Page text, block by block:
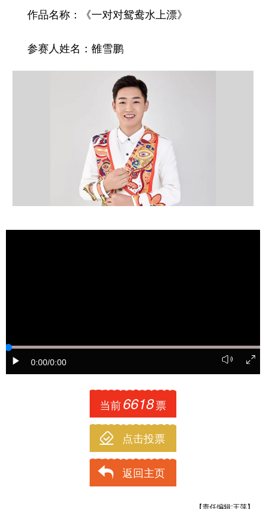
作品名称： 《一对对鸳鸯水上漂》
参赛人姓名： 雒雪鹏
0:00/0:00
当前6618票
点击投票
返回主页
【责任编辑:王萍】